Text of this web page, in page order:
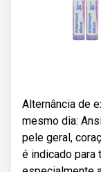
Alternância de
mesmo dia:
pele geral,
é indicado para